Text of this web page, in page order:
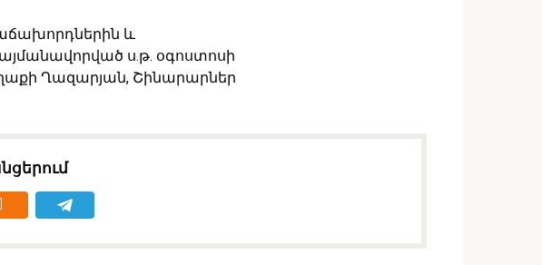
և
ս.թ. օգոստոսի
Ղազարյան, Շինարարներ